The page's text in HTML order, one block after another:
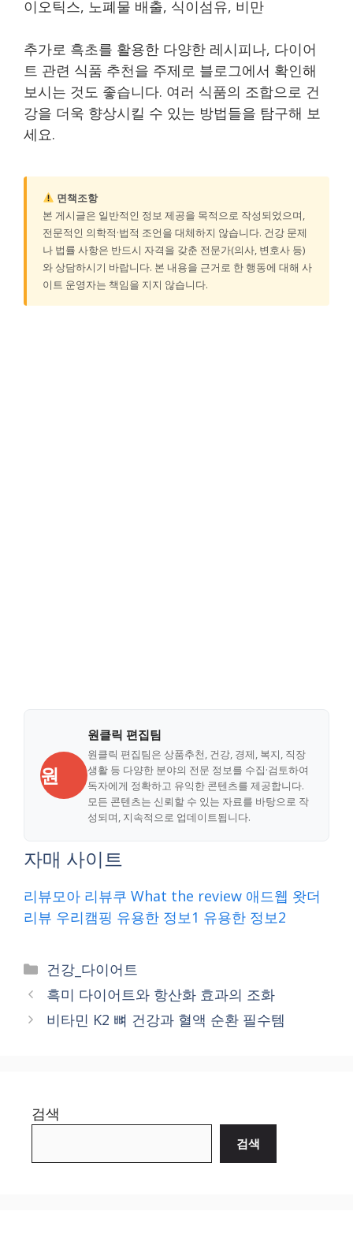
이오틱스, 노폐물 배출, 식이섬유, 비만
추가로 흑초를 활용한 다양한 레시피나, 다이어
트 관련 식품 추천을 주제로 블로그에서 확인해
보시는 것도 좋습니다. 여러 식품의 조합으로 건
강을 더욱 향상시킬 수 있는 방법들을 탐구해 보
세요.
면책조항
본 게시글은 일반적인 정보 제공을 목적으로 작성되었으며,
전문적인 의학적·법적 조언을 대체하지 않습니다. 건강 문제
나 법률 사항은 반드시 자격을 갖춘 전문가(의사, 변호사 등)
와 상담하시기 바랍니다. 본 내용을 근거로 한 행동에 대해 사
이트 운영자는 책임을 지지 않습니다.
원
원클릭 편집팀
원클릭 편집팀은 상품추천, 건강, 경제, 복지, 직장
생활 등 다양한 분야의 전문 정보를 수집·검토하여
독자에게 정확하고 유익한 콘텐츠를 제공합니다.
모든 콘텐츠는 신뢰할 수 있는 자료를 바탕으로 작
성되며, 지속적으로 업데이트됩니다.
자매 사이트
리뷰모아 리뷰쿠 What the review 애드웹 왓더
리뷰 우리캠핑 유용한 정보1 유용한 정보2
Categories
건강_다이어트
흑미 다이어트와 항산화 효과의 조화
비타민 K2 뼈 건강과 혈액 순환 필수템
검색
검색